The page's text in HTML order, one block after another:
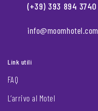
(+39) 393 894 3740
info@moomhotel.com
Link utili
FAQ
L’arrivo al Motel